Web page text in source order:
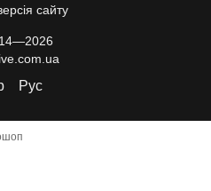
сайту
Рус